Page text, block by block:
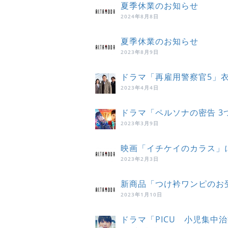
夏季休業のお知らせ
2024年8月8日
夏季休業のお知らせ
2023年8月9日
ドラマ「再雇用警察官5」
2023年4月4日
ドラマ「ペルソナの密告
2023年3月9日
映画「イチケイのカラス
2023年2月3日
新商品「つけ衿ワンピの
2023年1月10日
ドラマ「PICU 小児集中